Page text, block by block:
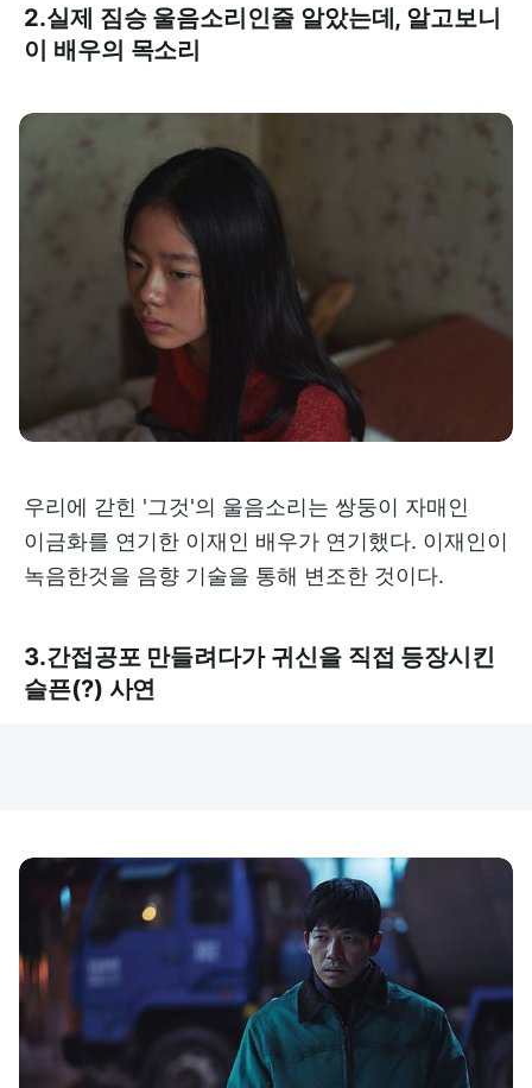
2.실제 짐승 울음소리인줄 알았는데, 알고보니
이 배우의 목소리
우리에 갇힌 '그것'의 울음소리는 쌍둥이 자매인
이금화를 연기한 이재인 배우가 연기했다. 이재인이
녹음한것을 음향 기술을 통해 변조한 것이다.
3.간접공포 만들려다가 귀신을 직접 등장시킨
슬픈(?) 사연